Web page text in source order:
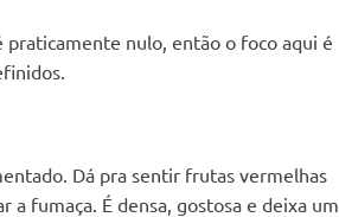
praticamente nulo, então o foco aqui é
Dá pra sentir frutas vermelhas
fumaça. É densa, gostosa e deixa um